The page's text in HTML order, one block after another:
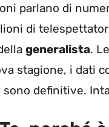
parlano di
di
generalista.
stagione, i dati
definitive.